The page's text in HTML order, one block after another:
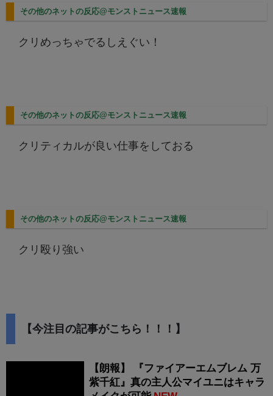
その他のネットの反応@モンストニュース速報
クリめっちゃでるしえぐい！
その他のネットの反応@モンストニュース速報
クリティカルが良い仕事をしておる
その他のネットの反応@モンストニュース速報
クリ殴り強い
【今注目の記事がこちら！！！】
【朗報】 『ファイアーエムブレム 万
紫千紅』真の主人公マイユニはキャラ